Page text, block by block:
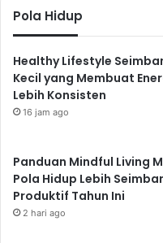
Pola Hidup
Healthy Lifestyle
Kecil yang Membuat
Lebih Konsisten
16 jam ago
Panduan Mindful Living
Pola Hidup Lebih
Produktif Tahun Ini
2 hari ago